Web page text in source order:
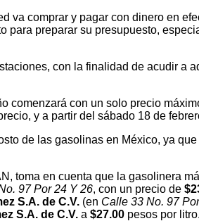
va comprar y pagar con dinero en
para preparar su presupuesto,
con la finalidad de acudir a
con un solo precio
y a partir del sábado 18 de
de las gasolinas en México, ya
toma en cuenta que la gasolinera
97 Por 24 Y 26, con un precio de
S.A. de C.V. (en Calle 33 No. 97
S.A. de C.V. a $27.00 pesos por litro.